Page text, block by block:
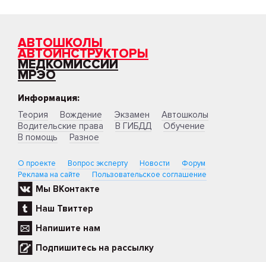
АВТОШКОЛЫ
АВТОИНСТРУКТОРЫ
МЕДКОМИССИИ
МРЭО
Информация:
Теория
Вождение Экзамен
Автошколы
Водительские права
В ГИБДД
Обучение
В помощь
Разное
О проекте Вопрос эксперту Новости
Форум
Реклама на сайте
Пользовательское соглашение
Мы ВКонтакте
Наш Твиттер
Напишите нам
Подпишитесь на рассылку